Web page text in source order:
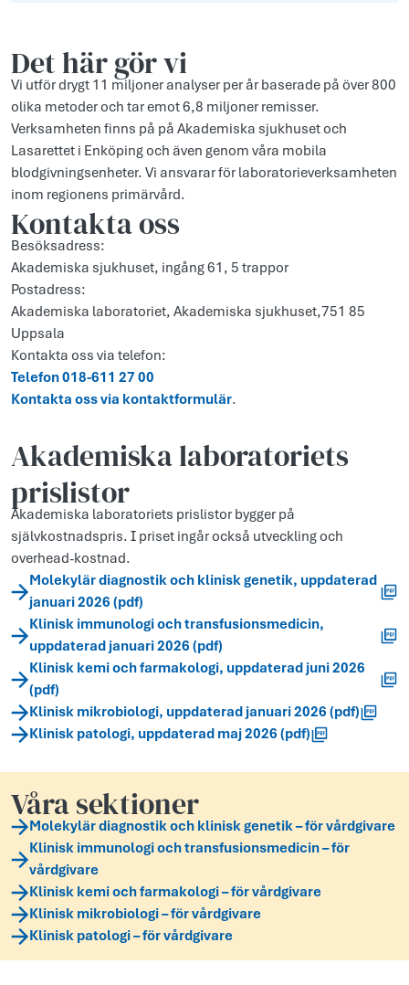
Det här gör vi
Vi utför drygt 11 miljoner analyser per år baserade på över 800
olika metoder och tar emot 6,8 miljoner remisser.
Verksamheten finns på på Akademiska sjukhuset och
Lasarettet i Enköping och även genom våra mobila
blodgivningsenheter. Vi ansvarar för laboratorieverksamheten
inom regionens primärvård.
Kontakta oss
Besöksadress:
Akademiska sjukhuset, ingång 61, 5 trappor
Postadress:
Akademiska laboratoriet, Akademiska sjukhuset,751 85
Uppsala
Kontakta oss via telefon:
Telefon 018-611 27 00
Kontakta oss via kontaktformulär.
Akademiska laboratoriets
prislistor
Akademiska laboratoriets prislistor bygger på
självkostnadspris. I priset ingår också utveckling och
overhead-kostnad.
Molekylär diagnostik och klinisk genetik, uppdaterad
januari 2026 (pdf)
Klinisk immunologi och transfusionsmedicin,
uppdaterad januari 2026 (pdf)
Klinisk kemi och farmakologi, uppdaterad juni 2026
(pdf)
Klinisk mikrobiologi, uppdaterad januari 2026 (pdf)
Klinisk patologi, uppdaterad maj 2026 (pdf)
Våra sektioner
Molekylär diagnostik och klinisk genetik – för vårdgivare
Klinisk immunologi och transfusionsmedicin – för
vårdgivare
Klinisk kemi och farmakologi – för vårdgivare
Klinisk mikrobiologi – för vårdgivare
Klinisk patologi – för vårdgivare